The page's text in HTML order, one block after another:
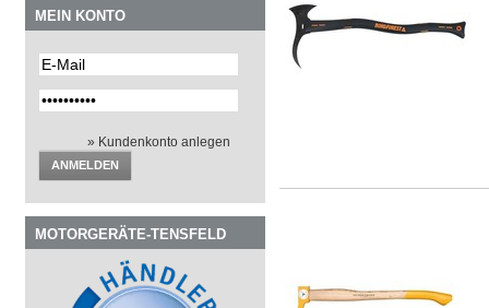
MEIN KONTO
» Kundenkonto anlegen
ANMELDEN
MOTORGERÄTE-TENSFELD